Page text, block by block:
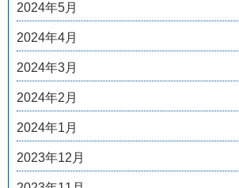
2024年5月
2024年4月
2024年3月
2024年2月
2024年1月
2023年12月